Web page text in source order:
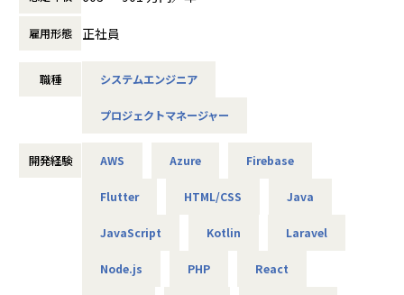
ビスの保守運用、継続提案まで担います。
1998年当時、インターネットベンチャーの技術部門だったメ
す。
が法律の専門家としてプロの弁護士で構成されるように、
たい」という想いから付けられました。
システム開発を行う中で、私たちが直接会話をするのはお客
デザインシンキングの考え方を基に、お客様が何となくイメ
雇用形態 正社員
職種 システムエンジニア
プロジェクトマネージャー
開発経験 AWS Azure Firebase
Flutter HTML/CSS Java
JavaScript Kotlin Laravel
Node.js PHP React